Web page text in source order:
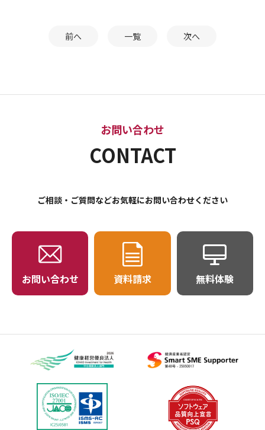
前へ 一覧 次へ
お問い合わせ
CONTACT
ご相談・ご質問などお気軽にお問い合わせください
お問い合わせ 資料請求 無料体験